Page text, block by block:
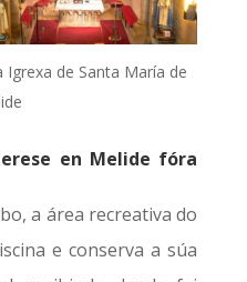
Igrexa de Santa María de
en Melide fóra
a área recreativa do
e conserva a súa